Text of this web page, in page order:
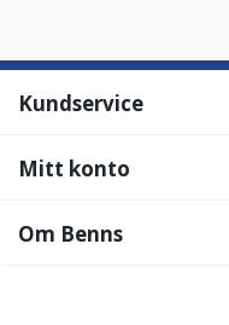
Kundservice
Mitt konto
Om Benns